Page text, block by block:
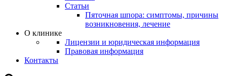
Статьи
Пяточная шпора: симптомы, причины
возникновения, лечение
О клинике
Лицензии и юридическая информация
Правовая информация
Контакты